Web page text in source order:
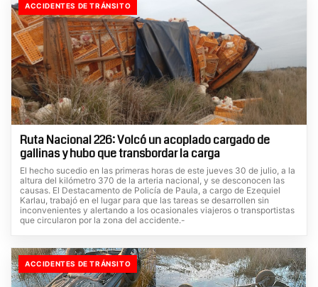
ACCIDENTES DE TRÁNSITO
Ruta Nacional 226: Volcó un acoplado cargado de
gallinas y hubo que transbordar la carga
El hecho sucedio en las primeras horas de este jueves 30 de julio, a la
altura del kilómetro 370 de la arteria nacional, y se desconocen las
causas. El Destacamento de Policía de Paula, a cargo de Ezequiel
Karlau, trabajó en el lugar para que las tareas se desarrollen sin
inconvenientes y alertando a los ocasionales viajeros o transportistas
que circularon por la zona del accidente.-
ACCIDENTES DE TRÁNSITO